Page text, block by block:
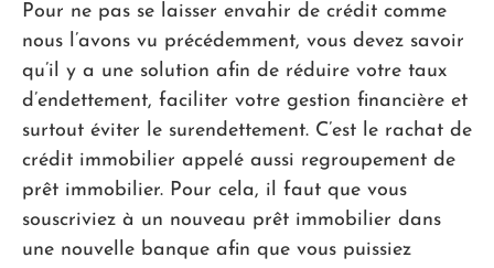
Pour ne pas se laisser envahir de crédit comme
nous l’avons vu précédemment, vous devez savoir
qu’il y a une solution afin de réduire votre taux
d’endettement, faciliter votre gestion financière et
surtout éviter le surendettement. C’est le rachat de
crédit immobilier appelé aussi regroupement de
prêt immobilier. Pour cela, il faut que vous
souscriviez à un nouveau prêt immobilier dans
une nouvelle banque afin que vous puissiez